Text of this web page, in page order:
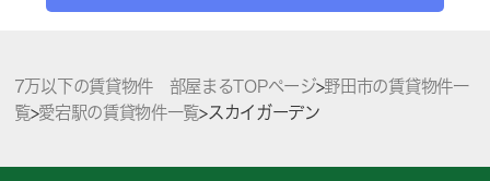
7万以下の賃貸物件 部屋まるTOPページ>野田市の賃貸物件一
覧>愛宕駅の賃貸物件一覧>スカイガーデン